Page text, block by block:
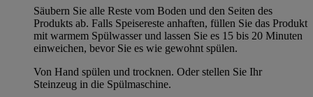
Säubern Sie alle Reste vom Boden und den Seiten des
Produkts ab. Falls Speisereste anhaften, füllen Sie das Produkt
mit warmem Spülwasser und lassen Sie es 15 bis 20 Minuten
einweichen, bevor Sie es wie gewohnt spülen.
Von Hand spülen und trocknen. Oder stellen Sie Ihr
Steinzeug in die Spülmaschine.